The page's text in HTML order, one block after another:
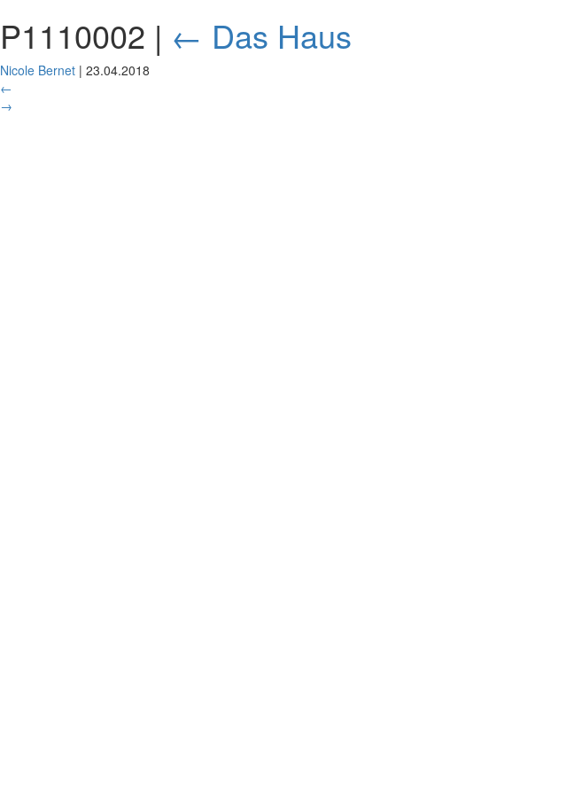
P1110002 | ← Das Haus
Nicole Bernet | 23.04.2018
←
→